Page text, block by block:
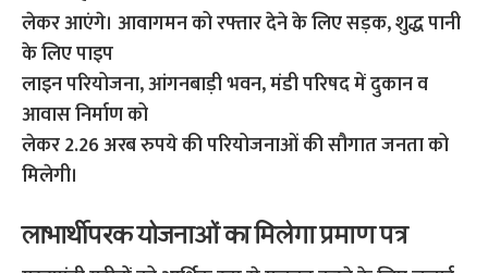
लेकर आएंगे। आवागमन को रफ्तार देने के लिए सड़क, शुद्ध पानी
के लिए पाइप
लाइन परियोजना, आंगनबाड़ी भवन, मंडी परिषद में दुकान व
आवास निर्माण को
लेकर 2.26 अरब रुपये की परियोजनाओं की सौगात जनता को
मिलेगी।
लाभार्थीपरक योजनाओं का मिलेगा प्रमाण पत्र